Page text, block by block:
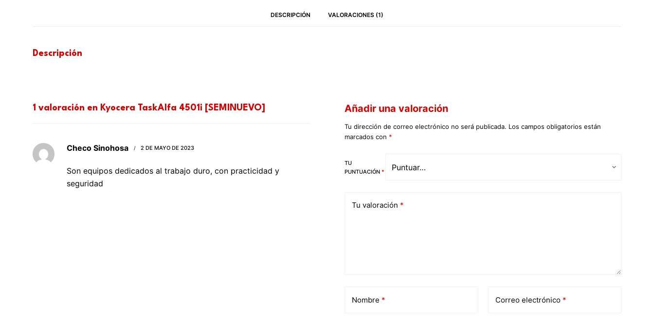
DESCRIPCIÓN VALORACIONES (1)
Descripción
1 valoración en Kyocera TaskAlfa 4501i [SEMINUEVO]
en3
de 5
Checo Sinohosa 2 DE MAYO DE 2023
Son equipos dedicados al trabajo duro, con practicidad y
seguridad
Añadir una valoración
Tu dirección de correo electrónico no será publicada. Los campos obligatorios están
marcados con *
TU
PUNTUACIÓN*
Tu valoración *
Nombre * Correo electrónico*